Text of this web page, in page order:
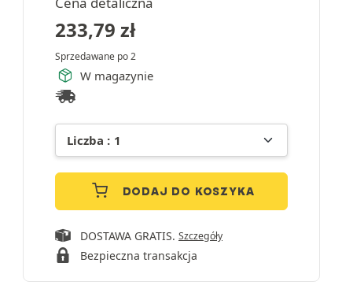
233,79 zł
Sprzedawane po 2
W magazynie
DODAJ DO KOSZYKA
DOSTAWA GRATIS. Szczegóły
Bezpieczna transakcja